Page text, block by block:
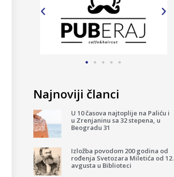
Najnoviji članci
U 10 časova najtoplije na Paliću i
u Zrenjaninu sa 32 stepena, u
Beogradu 31
Izložba povodom 200 godina od
rođenja Svetozara Miletića od 12.
avgusta u Biblioteci